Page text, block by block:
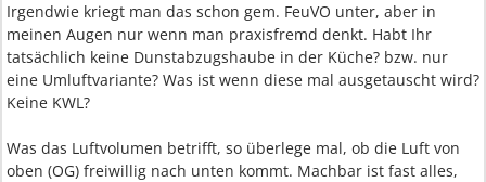
Irgendwie kriegt man das schon gem. FeuVO unter, aber in
meinen Augen nur wenn man praxisfremd denkt. Habt Ihr
tatsächlich keine Dunstabzugshaube in der Küche? bzw. nur
eine Umluftvariante? Was ist wenn diese mal ausgetauscht wird?
Keine KWL?
Was das Luftvolumen betrifft, so überlege mal, ob die Luft von
oben (OG) freiwillig nach unten kommt. Machbar ist fast alles,